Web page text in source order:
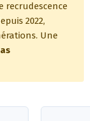
recrudescence
2022,
Une